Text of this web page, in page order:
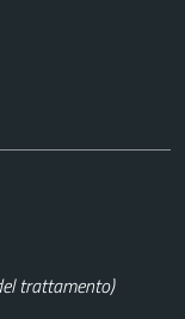
trattamento)